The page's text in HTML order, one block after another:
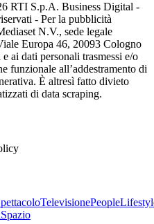
RTI S.p.A. Business Digital -
- Per la pubblicità
N.V., sede legale
Europa 46, 20093 Cologno
ai dati personali trasmessi e/o
funzionale all’addestramento di
È altresì fatto divieto
di data scraping.
TelevisionePeople
Spazio